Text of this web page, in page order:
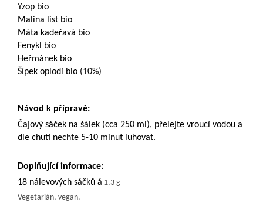
Yzop bio
Malina list bio
Máta kadeřavá bio
Fenykl bio
Heřmánek bio
Šípek oplodí bio (10%)
Návod k přípravě:
Čajový sáček na šálek (cca 250 ml), přelejte vroucí vodou a
dle chuti nechte 5-10 minut luhovat.
Doplňující informace:
18 nálevových sáčků á 1,3 g
Vegetarián, vegan.